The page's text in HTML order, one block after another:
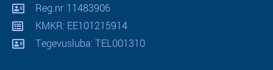
Reg.nr 11483906
KMKR: EE101215914
Tegevusluba: TEL001310